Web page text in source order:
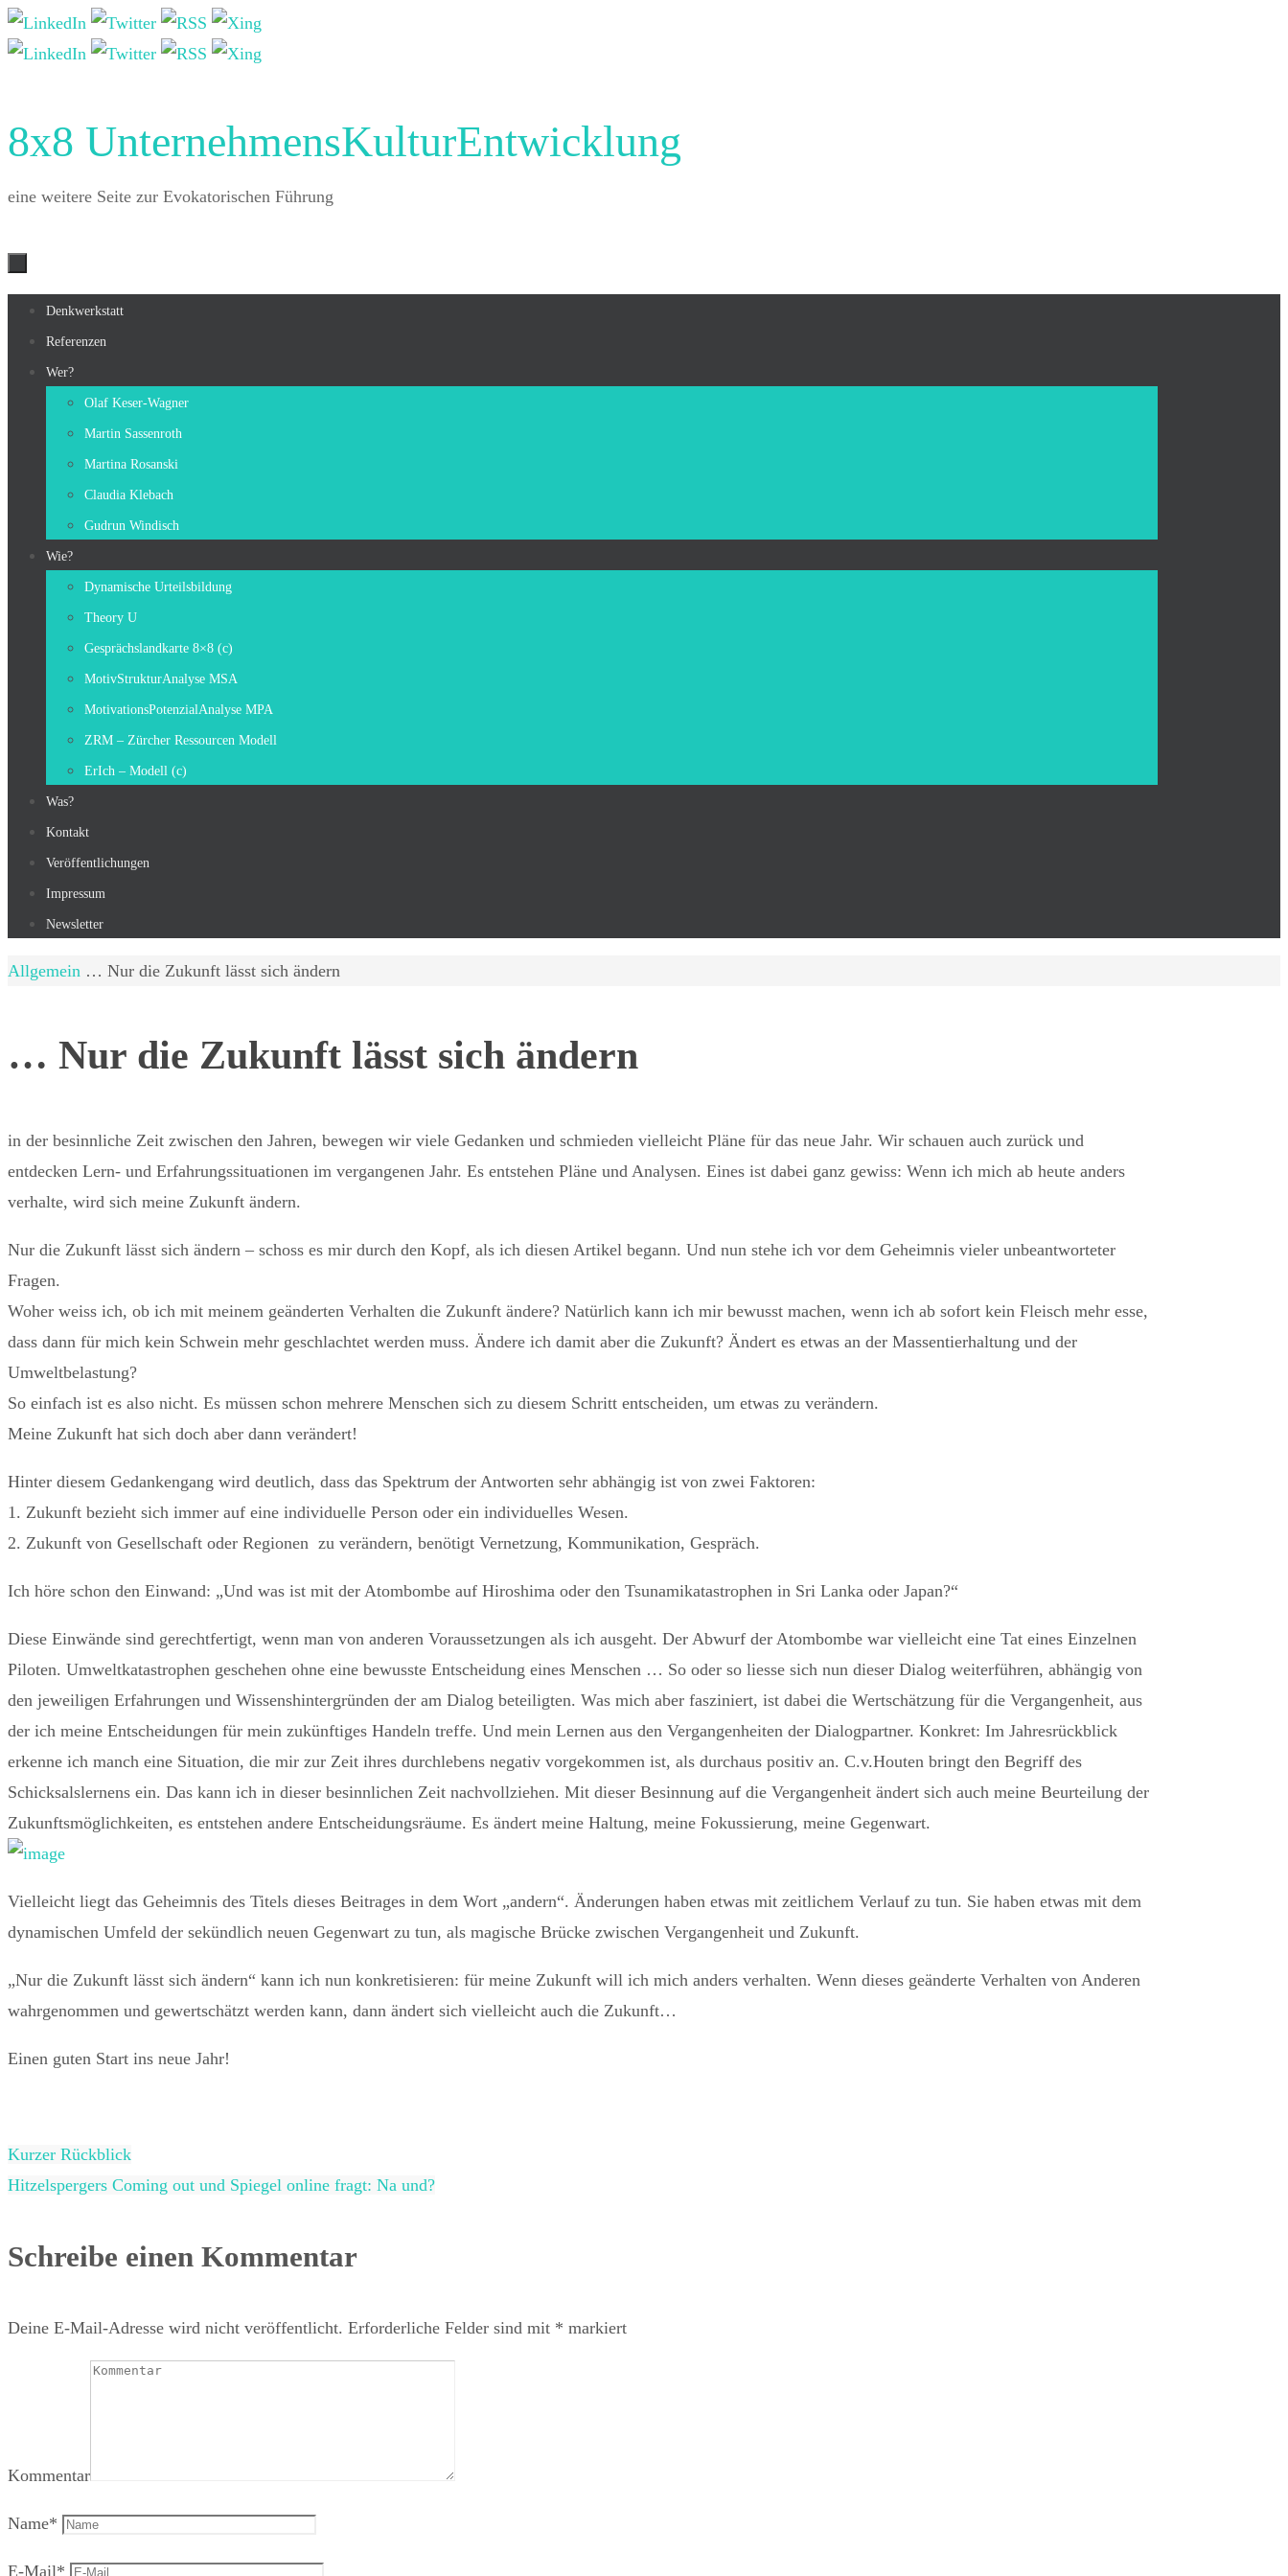
Zum
Inhalt
8x8 UnternehmensKulturEntwicklung
eine weitere Seite zur Evokatorischen Führung
Zum
Inhalt
springen
Denkwerkstatt
Referenzen
Wer?
Olaf Keser-Wagner
Martin Sassenroth
Martina Rosanski
Claudia Klebach
Gudrun Windisch
Wie?
Dynamische Urteilsbildung
Theory U
Gesprächslandkarte 8×8 (c)
MotivStrukturAnalyse MSA
MotivationsPotenzialAnalyse MPA
ZRM – Zürcher Ressourcen Modell
ErIch – Modell (c)
Was?
Kontakt
Veröffentlichungen
Impressum
Newsletter
Start
Allgemein … Nur die Zukunft lässt sich ändern
… Nur die Zukunft lässt sich ändern
in der besinnliche Zeit zwischen den Jahren, bewegen wir viele Gedanken und schmieden vielleicht Pläne für das neue Jahr. Wir schauen auch zurück und
entdecken Lern- und Erfahrungssituationen im vergangenen Jahr. Es entstehen Pläne und Analysen. Eines ist dabei ganz gewiss: Wenn ich mich ab heute anders
verhalte, wird sich meine Zukunft ändern.
Nur die Zukunft lässt sich ändern – schoss es mir durch den Kopf, als ich diesen Artikel begann. Und nun stehe ich vor dem Geheimnis vieler unbeantworteter
Fragen.
Woher weiss ich, ob ich mit meinem geänderten Verhalten die Zukunft ändere? Natürlich kann ich mir bewusst machen, wenn ich ab sofort kein Fleisch mehr esse,
dass dann für mich kein Schwein mehr geschlachtet werden muss. Ändere ich damit aber die Zukunft? Ändert es etwas an der Massentierhaltung und der
Umweltbelastung?
So einfach ist es also nicht. Es müssen schon mehrere Menschen sich zu diesem Schritt entscheiden, um etwas zu verändern.
Meine Zukunft hat sich doch aber dann verändert!
Hinter diesem Gedankengang wird deutlich, dass das Spektrum der Antworten sehr abhängig ist von zwei Faktoren:
1. Zukunft bezieht sich immer auf eine individuelle Person oder ein individuelles Wesen.
2. Zukunft von Gesellschaft oder Regionen zu verändern, benötigt Vernetzung, Kommunikation, Gespräch.
Ich höre schon den Einwand: „Und was ist mit der Atombombe auf Hiroshima oder den Tsunamikatastrophen in Sri Lanka oder Japan?“
Diese Einwände sind gerechtfertigt, wenn man von anderen Voraussetzungen als ich ausgeht. Der Abwurf der Atombombe war vielleicht eine Tat eines Einzelnen
Piloten. Umweltkatastrophen geschehen ohne eine bewusste Entscheidung eines Menschen … So oder so liesse sich nun dieser Dialog weiterführen, abhängig von
den jeweiligen Erfahrungen und Wissenshintergründen der am Dialog beteiligten. Was mich aber fasziniert, ist dabei die Wertschätzung für die Vergangenheit, aus
der ich meine Entscheidungen für mein zukünftiges Handeln treffe. Und mein Lernen aus den Vergangenheiten der Dialogpartner. Konkret: Im Jahresrückblick
erkenne ich manch eine Situation, die mir zur Zeit ihres durchlebens negativ vorgekommen ist, als durchaus positiv an. C.v.Houten bringt den Begriff des
Schicksalslernens ein. Das kann ich in dieser besinnlichen Zeit nachvollziehen. Mit dieser Besinnung auf die Vergangenheit ändert sich auch meine Beurteilung der
Zukunftsmöglichkeiten, es entstehen andere Entscheidungsräume. Es ändert meine Haltung, meine Fokussierung, meine Gegenwart.
Vielleicht liegt das Geheimnis des Titels dieses Beitrages in dem Wort „andern“. Änderungen haben etwas mit zeitlichem Verlauf zu tun. Sie haben etwas mit dem
dynamischen Umfeld der sekündlich neuen Gegenwart zu tun, als magische Brücke zwischen Vergangenheit und Zukunft.
„Nur die Zukunft lässt sich ändern“ kann ich nun konkretisieren: für meine Zukunft will ich mich anders verhalten. Wenn dieses geänderte Verhalten von Anderen
wahrgenommen und gewertschätzt werden kann, dann ändert sich vielleicht auch die Zukunft…
Einen guten Start ins neue Jahr!
Kurzer Rückblick
Hitzelspergers Coming out und Spiegel online fragt: Na und?
Schreibe einen Kommentar
Deine E-Mail-Adresse wird nicht veröffentlicht. Erforderliche Felder sind mit * markiert
Kommentar
Name*
E-Mail*